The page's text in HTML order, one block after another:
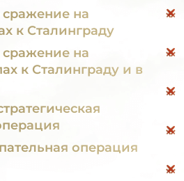
на
к Сталинграду
на
к Сталинграду и в
операция